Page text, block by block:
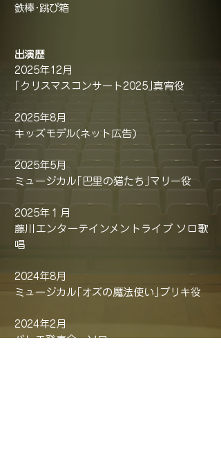
鉄棒･跳び箱
出演歴
2025年12月
｢クリスマスコンサート2025｣真宵役
2025年8月
キッズモデル(ネット広告)
2025年5月
ミュージカル｢巴里の猫たち｣マリー役
2025年１月
藤川エンターテインメントライブ ソロ歌
唱
2024年8月
ミュージカル｢オズの魔法使い｣ブリキ役
2024年2月
バレエ発表会 ソロ